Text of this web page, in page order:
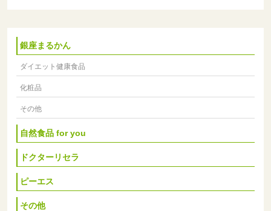
銀座まるかん
ダイエット健康食品
化粧品
その他
自然食品 for you
ドクターリセラ
ピーエス
その他